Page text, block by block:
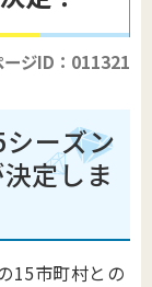
ージID：011321
ーズン
定しま
15市町村との